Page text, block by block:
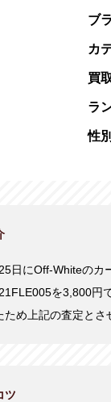
ブ
カ
買
ラ
性別
日にOff-Whiteのカ
を3,800円
め上記の査定とさ
ツ